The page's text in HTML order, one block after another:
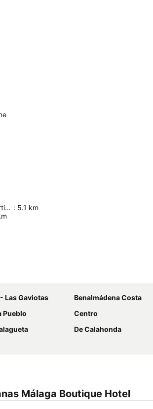
Palacio de Deportes José María Martín Carpena : 5.1 km
Las Gaviotas
Benalmádena Costa
Pueblo
Centro
De Calahonda
Málaga Boutique Hotel